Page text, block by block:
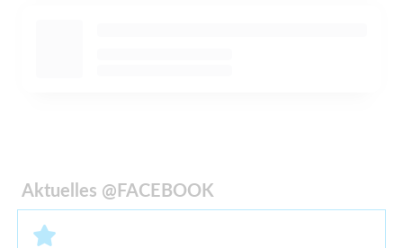
Aktuelles @FACEBOOK